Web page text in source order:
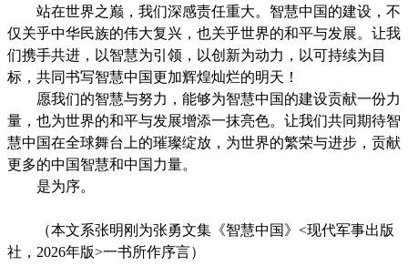
站在世界之巅，我们深感责任重大。智慧中国的建设，不
仅关乎中华民族的伟大复兴，也关乎世界的和平与发展。让我
们携手共进，以智慧为引领，以创新为动力，以可持续为目
标，共同书写智慧中国更加辉煌灿烂的明天！
愿我们的智慧与努力，能够为智慧中国的建设贡献一份力
量，也为世界的和平与发展增添一抹亮色。让我们共同期待智
慧中国在全球舞台上的璀璨绽放，为世界的繁荣与进步，贡献
更多的中国智慧和中国力量。
是为序。
（本文系张明刚为张勇文集《智慧中国》<现代军事出版
社，2026年版>一书所作序言）